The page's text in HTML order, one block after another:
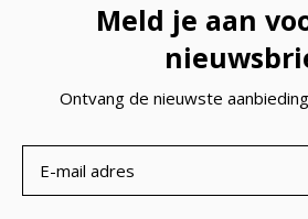
Meld je aan
Ontvang de nieuwste